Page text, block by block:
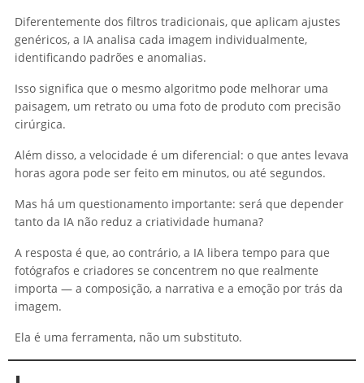
Diferentemente dos filtros tradicionais, que aplicam ajustes
genéricos, a IA analisa cada imagem individualmente,
identificando padrões e anomalias.
Isso significa que o mesmo algoritmo pode melhorar uma
paisagem, um retrato ou uma foto de produto com precisão
cirúrgica.
Além disso, a velocidade é um diferencial: o que antes levava
horas agora pode ser feito em minutos, ou até segundos.
Mas há um questionamento importante: será que depender
tanto da IA não reduz a criatividade humana?
A resposta é que, ao contrário, a IA libera tempo para que
fotógrafos e criadores se concentrem no que realmente
importa — a composição, a narrativa e a emoção por trás da
imagem.
Ela é uma ferramenta, não um substituto.